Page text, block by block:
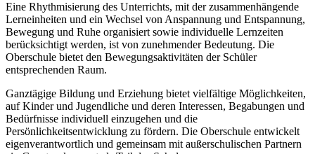
Eine Rhythmisierung des Unterrichts, mit der zusammenhängende
Lerneinheiten und ein Wechsel von Anspannung und Entspannung,
Bewegung und Ruhe organisiert sowie individuelle Lernzeiten
berücksichtigt werden, ist von zunehmender Bedeutung. Die
Oberschule bietet den Bewegungsaktivitäten der Schüler
entsprechenden Raum.
Ganztägige Bildung und Erziehung bietet vielfältige Möglichkeiten,
auf Kinder und Jugendliche und deren Interessen, Begabungen und
Bedürfnisse individuell einzugehen und die
Persönlichkeitsentwicklung zu fördern. Die Oberschule entwickelt
eigenverantwortlich und gemeinsam mit außerschulischen Partnern